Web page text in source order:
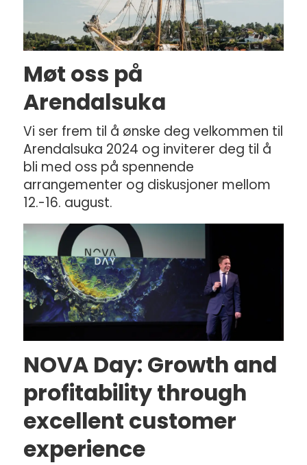
Møt oss på
Arendalsuka
Vi ser frem til å ønske deg velkommen til
Arendalsuka 2024 og inviterer deg til å
bli med oss på spennende
arrangementer og diskusjoner mellom
12.-16. august.
NOVA Day: Growth and
profitability through
excellent customer
experience